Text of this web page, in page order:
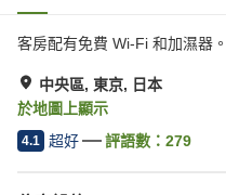
客房配有免費 Wi-Fi 和加濕器
中央區, 東京, 日本
於地圖上顯示
4.1 超好 評語數： 279